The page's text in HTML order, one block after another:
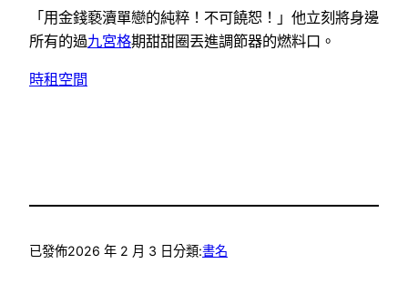
「用金錢褻瀆單戀的純粹！不可饒恕！」他立刻將身邊
所有的過九宮格期甜甜圈丟進調節器的燃料口。
時租空間
已發佈2026 年 2 月 3 日分類:書名